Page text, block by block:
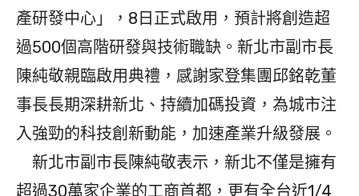
產研發中心」，8日正式啟用，預計將創造超
過500個高階研發與技術職缺。新北市副市長
陳純敬親臨啟用典禮，感謝家登集團邱銘乾董
事長長期深耕新北、持續加碼投資，為城市注
入強勁的科技創新動能，加速產業升級發展。
新北市副市長陳純敬表示，新北不僅是擁有
超過30萬家企業的工商首都，更有全台近1/4